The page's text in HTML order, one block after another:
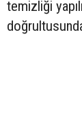
temizliği